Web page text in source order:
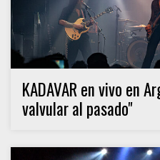
KADAVAR en vivo en
valvular al pasado"